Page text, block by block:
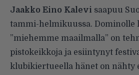
Jaakko Eino Kalevi saapuu
tammi-helmikuussa. Dominolle
”miehemme maailmalla” on
pistokeikkoja ja esiintynyt
klubikiertueella hänet on nähty